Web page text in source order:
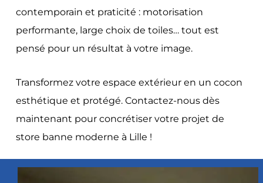
contemporain et praticité : motorisation
performante, large choix de toiles… tout est
pensé pour un résultat à votre image.
Transformez votre espace extérieur en un cocon
esthétique et protégé. Contactez-nous dès
maintenant pour concrétiser votre projet de
store banne moderne à Lille !